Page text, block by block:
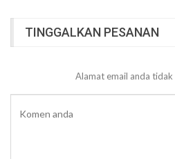
TINGGALKAN PESANAN
Alamat email anda tidak